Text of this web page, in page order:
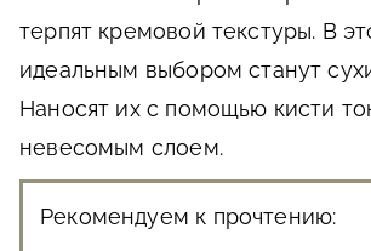
терпят кремовой текстуры. В
идеальным выбором станут
Наносят их с помощью кисти
невесомым слоем.
Рекомендуем к прочтению: